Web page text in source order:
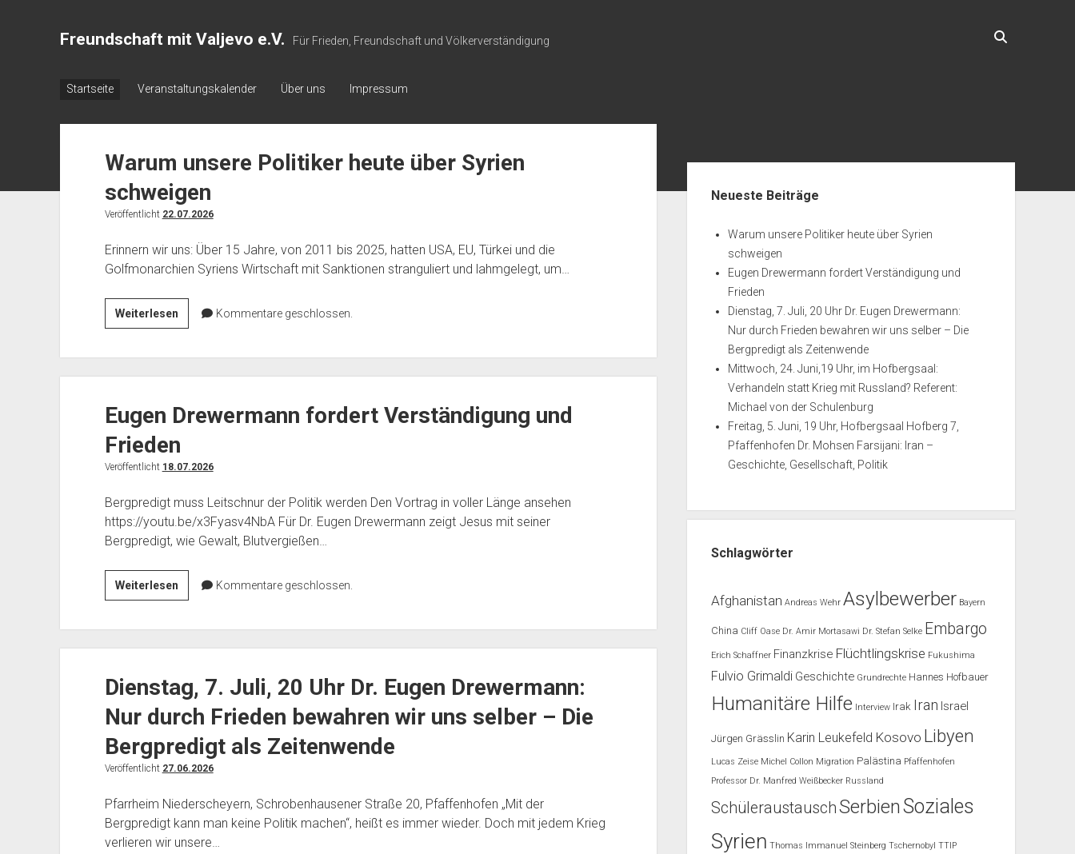
Freundschaft mit Valjevo e.V. Für Frieden, Freundschaft und Völkerverständigung
Startseite Veranstaltungskalender Über uns Impressum
Valjevo
Posts
Warum unsere Politiker heute über Syrien
schweigen
Veröffentlicht 22.07.2026
Erinnern wir uns: Über 15 Jahre, von 2011 bis 2025, hatten USA, EU, Türkei und die
Golfmonarchien Syriens Wirtschaft mit Sanktionen stranguliert und lahmgelegt, um…
WeiterlesenWarum
unsere
Syrien
Kommentare geschlossen.
Eugen Drewermann fordert Verständigung und
Frieden
Veröffentlicht 18.07.2026
Bergpredigt muss Leitschnur der Politik werden Den Vortrag in voller Länge ansehen
https://youtu.be/x3Fyasv4NbA Für Dr. Eugen Drewermann zeigt Jesus mit seiner
Bergpredigt, wie Gewalt, Blutvergießen…
WeiterlesenEugen
Drewermann
Frieden
Kommentare geschlossen.
Dienstag, 7. Juli, 20 Uhr Dr. Eugen Drewermann:
Nur durch Frieden bewahren wir uns selber – Die
Bergpredigt als Zeitenwende
Veröffentlicht 27.06.2026
Pfarrheim Niederscheyern, Schrobenhausener Straße 20, Pfaffenhofen „Mit der
Bergpredigt kann man keine Politik machen“, heißt es immer wieder. Doch mit jedem Krieg
verlieren wir unsere…
Neueste Beiträge
Warum unsere Politiker heute über Syrien
schweigen
Eugen Drewermann fordert Verständigung und
Frieden
Dienstag, 7. Juli, 20 Uhr Dr. Eugen Drewermann:
Nur durch Frieden bewahren wir uns selber – Die
Bergpredigt als Zeitenwende
Mittwoch, 24. Juni,19 Uhr, im Hofbergsaal:
Verhandeln statt Krieg mit Russland? Referent:
Michael von der Schulenburg
Freitag, 5. Juni, 19 Uhr, Hofbergsaal Hofberg 7,
Pfaffenhofen Dr. Mohsen Farsijani: Iran –
Geschichte, Gesellschaft, Politik
Schlagwörter
Afghanistan Andreas Wehr Asylbewerber Bayern
China Cliff Oase Dr. Amir Mortasawi Dr. Stefan Selke Embargo
Erich Schaffner Finanzkrise Flüchtlingskrise Fukushima
Fulvio Grimaldi Geschichte Grundrechte Hannes Hofbauer
Humanitäre Hilfe Interview Irak Iran Israel
Jürgen Grässlin Karin Leukefeld Kosovo Libyen
Lucas Zeise Michel Collon Migration Palästina Pfaffenhofen
Professor Dr. Manfred Weißbecker Russland
SchüleraustauschSerbienSoziales
Syrien Thomas Immanuel Steinberg Tschernobyl TTIP